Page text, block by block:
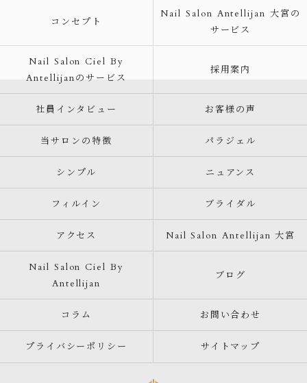
コンセプト
Nail Salon Antellijan 大宮の
サービス
Nail Salon Ciel By
Antellijanのサービス
採用案内
社員インタビュー お客様の声
当サロンの特徴 パラジェル
シンプル ニュアンス
フィルイン ブライダル
アクセス Nail Salon Antellijan 大宮
Nail Salon Ciel By
Antellijan
ブログ
コラム お問い合わせ
プライバシーポリシー サイトマップ